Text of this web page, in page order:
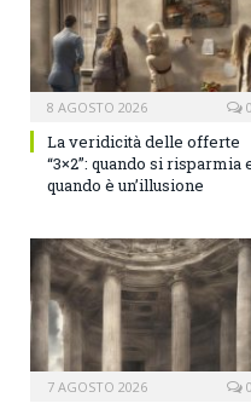
8 AGOSTO 2026 0
La veridicità delle offerte
“3×2”: quando si risparmia
quando è un’illusione
7 AGOSTO 2026 0